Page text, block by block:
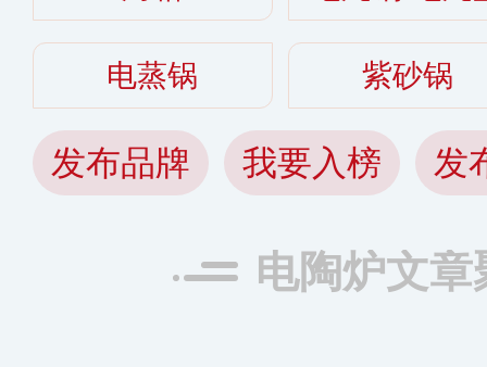
电蒸锅 紫砂锅
发布品牌 我要入榜 发
电陶炉文章